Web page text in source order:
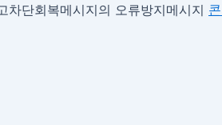
차단회복메시지의 오류방지메시지